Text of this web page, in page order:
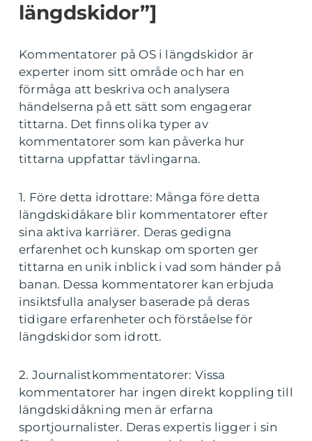
längdskidor”]
Kommentatorer på OS i längdskidor är
experter inom sitt område och har en
förmåga att beskriva och analysera
händelserna på ett sätt som engagerar
tittarna. Det finns olika typer av
kommentatorer som kan påverka hur
tittarna uppfattar tävlingarna.
1. Före detta idrottare: Många före detta
längdskidåkare blir kommentatorer efter
sina aktiva karriärer. Deras gedigna
erfarenhet och kunskap om sporten ger
tittarna en unik inblick i vad som händer på
banan. Dessa kommentatorer kan erbjuda
insiktsfulla analyser baserade på deras
tidigare erfarenheter och förståelse för
längdskidor som idrott.
2. Journalistkommentatorer: Vissa
kommentatorer har ingen direkt koppling till
längdskidåkning men är erfarna
sportjournalister. Deras expertis ligger i sin